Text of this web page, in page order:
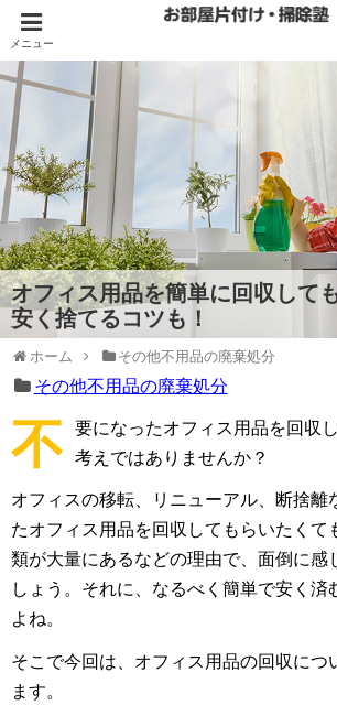
オフィス用品を簡単に回収して
安く捨てるコツも！
ホーム その他不用品の廃棄処分
その他不用品の廃棄処分
不
要になったオフィス用品を回収
考えではありませんか？
オフィスの移転、リニューアル、断捨離
たオフィス用品を回収してもらいたくて
類が大量にあるなどの理由で、面倒に感
しょう。それに、なるべく簡単で安く済
よね。
そこで今回は、オフィス用品の回収につ
ます。